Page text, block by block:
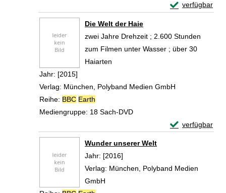
verfügbar
Exemplar-
Die Welt der Haie
zwei Jahre Drehzeit ; 2.600 Stunden
zum Filmen unter Wasser ; über 30
Haiarten
Suche nach diesem Verfasser
Jahr: [2015]
Verlag: München, Polyband Medien GmbH
Reihe: BBC Earth
Mediengruppe: 18 Sach-DVD
verfügbar
Exemplar-
Wunder unserer Welt
Suche nach diesem Verfasser
Jahr: [2016]
Verlag: München, Polyband Medien
GmbH